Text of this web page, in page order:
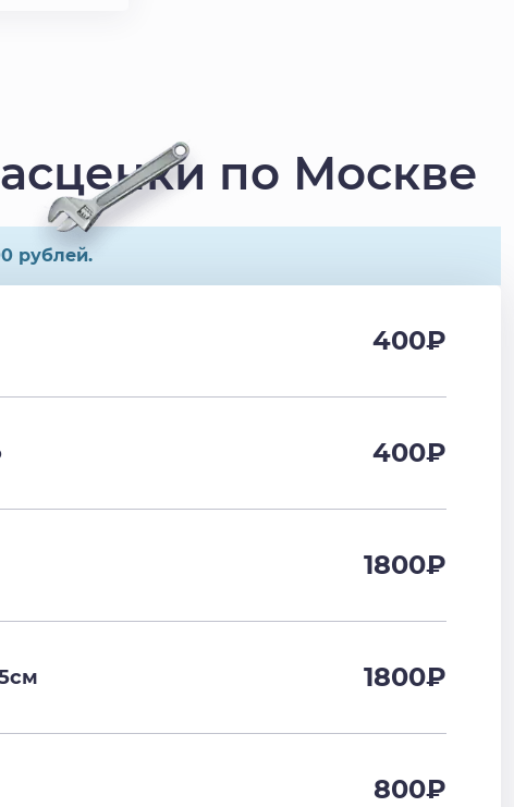
по Москве
рублей.
400₽
400₽
1800₽
1800₽
800₽